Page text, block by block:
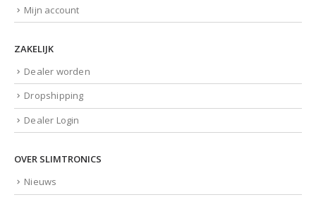
Mijn account
ZAKELIJK
Dealer worden
Dropshipping
Dealer Login
OVER SLIMTRONICS
Nieuws